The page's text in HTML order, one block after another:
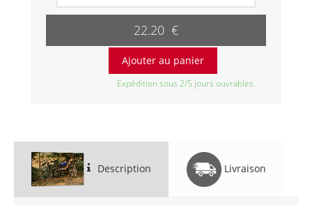
22.20 €
Expédition sous 2/5 jours ouvrables.
Description Livraison